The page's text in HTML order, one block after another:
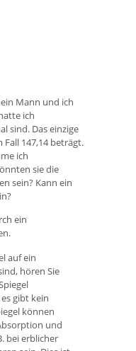
Mann und ich
ich
sind. Das einzige
Fall 147,14 beträgt.
ich
sie die
sein? Kann ein
ein
auf ein
hören Sie
gibt kein
können
und
bei erblicher